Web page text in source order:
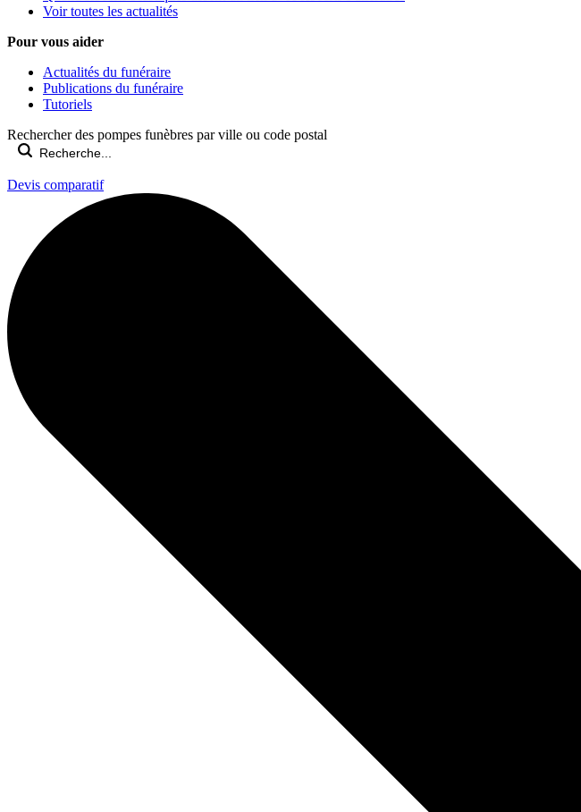
Voir toutes les actualités
Pour vous aider
Actualités du funéraire
Publications du funéraire
Tutoriels
Rechercher des pompes funèbres par ville ou code postal
Devis comparatif